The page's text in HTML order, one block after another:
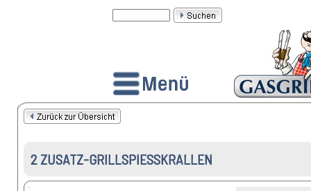
2 ZUSATZ-GRILLSPIESSKRALLEN